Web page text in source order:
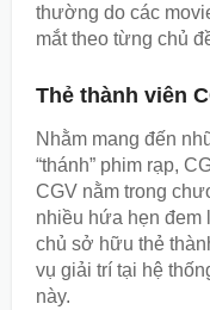
thường do các
mắt theo từng chủ
Thẻ thành viên
Nhằm mang đến
“thánh” phim rạp,
CGV nằm trong
nhiều hứa hẹn đem
chủ sở hữu thẻ
vụ giải trí tại hệ
này.